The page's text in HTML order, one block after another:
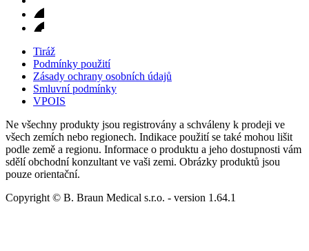
Tiráž
Podmínky použití
Zásady ochrany osobních údajů
Smluvní podmínky
VPOIS
Ne všechny produkty jsou registrovány a schváleny k prodeji ve
všech zemích nebo regionech. Indikace použití se také mohou lišit
podle země a regionu. Informace o produktu a jeho dostupnosti vám
sdělí obchodní konzultant ve vaši zemi. Obrázky produktů jsou
pouze orientační.
Copyright © B. Braun Medical s.r.o. - version 1.64.1